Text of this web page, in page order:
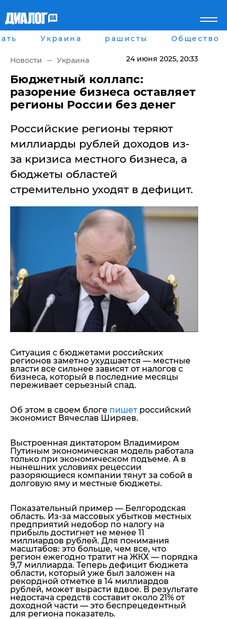
Главная
рассея
Мир
Беларусь
Военное обозрение
Наука и Техника
Мнение
Пресса
Шоу-биз
Здоровье
Украина
Спорт
Города
Харьков
Днепр
Львов
Война на Донбассе и в
Оккупация Крыма
Новости Крыма
Донбасс
Армия Украины
Лайф стайл
Здоровье
Помощь проекту
Стиль Диалога
Шоу-биз
Культура
Общество
Пресс-релизы
Пресс-релизы
Авторское
Мнение
ИноСМИ
Украина рашисты Общество
Новости Украина 24 июня 2025, 20:33
​Бюджетный коллапс:
разорение бизнеса оставляет
регионы России без денег
Российские регионы теряют
миллиарды рублей доходов из-
за кризиса местного бизнеса, а
бюджеты областей
стремительно уходят в дефицит.
Ситуация с бюджетами российских
регионов заметно ухудшается — местные
власти все сильнее зависят от налогов с
бизнеса, который в последние месяцы
переживает серьезный спад.
Об этом в своем блоге пишет российский
экономист Вячеслав Ширяев.
Выстроенная диктатором Владимиром
Путиным экономическая модель работала
только при экономическом подъеме. А в
нынешних условиях рецессии
разоряющиеся компании тянут за собой в
долговую яму и местные бюджеты.
Показательный пример — Белгородская
область. Из-за массовых убытков местных
предприятий недобор по налогу на
прибыль достигнет не менее 11
миллиардов рублей. Для понимания
масштабов: это больше, чем все, что
регион ежегодно тратит на ЖКХ — порядка
9,7 миллиарда. Теперь дефицит бюджета
области, который уже был заложен на
рекордной отметке в 14 миллиардов
рублей, может вырасти вдвое. В результате
недостача средств составит около 21% от
доходной части — это беспрецедентный
для региона показатель.